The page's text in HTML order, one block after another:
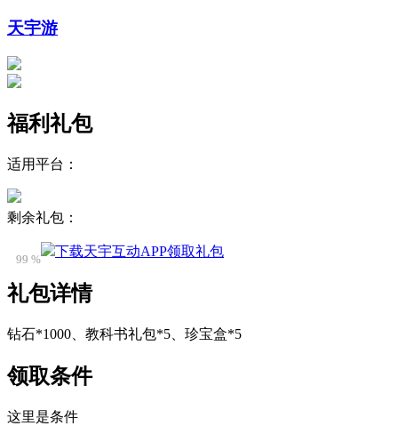
天宇游
福利礼包
适用平台：
剩余礼包：
99 %
下载天宇互动APP领取礼包
礼包详情
钻石*1000、教科书礼包*5、珍宝盒*5
领取条件
这里是条件